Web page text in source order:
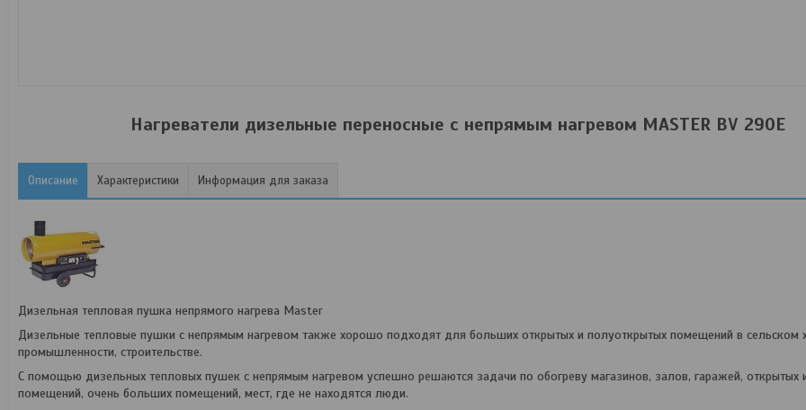
Нагреватели дизельные переносные с непрямым нагревом MASTER BV 290E
Описание Характеристики Информация для заказа
Дизельная тепловая пушка непрямого нагрева Master
Дизельные тепловые пушки с непрямым нагревом также хорошо подходят для больших открытых и полуоткрытых помещений в сельском
промышленности, строительстве.
С помощью дизельных тепловых пушек с непрямым нагревом успешно решаются задачи по обогреву магазинов, залов, гаражей, открытых
помещений, очень больших помещений, мест, где не находятся люди.